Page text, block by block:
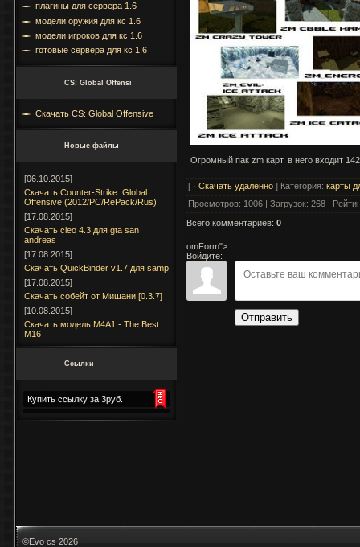
плагины для сервера 1.6
модели оружия для кс 1.6
модели игроков для кс 1.6
готовые сервера для кс 1.6
CS: Global Offensi
Скачать CS: Global Offensive
Новые файлы
[06.10.2015]
Скачать Counter-Strike: Global
Offensive (2012/PC/RePack/Rus)
[17.08.2015]
Cкачать cleo 4.3 для gta san
andreas
[17.08.2015]
Скачать QuickBinder v1.7 для samp
[17.08.2015]
Скачать собейт от Мишани [0.3.7]
[10.08.2015]
Скачать модель M4A1 - The Best
M16
Ссылки
Купить ссылку за 3руб.
Огромный пак zm карт, в него входит
[ · Скачать удаленно ] Категория: карты
Просмотров: 1006 | Загрузок: 268 |
Всего комментариев: 0
omForm">
Войдите:
Отправить
©Evo cs 2026